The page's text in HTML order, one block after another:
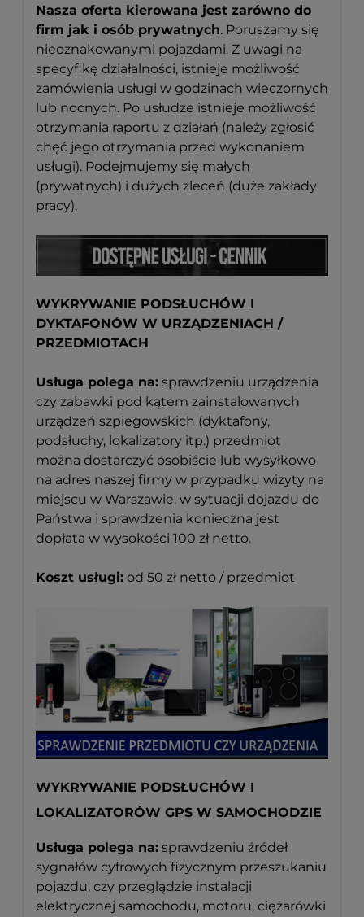
Nasza oferta kierowana jest zarówno do
firm jak i osób prywatnych. Poruszamy się
nieoznakowanymi pojazdami. Z uwagi na
specyfikę działalności, istnieje możliwość
zamówienia usługi w godzinach wieczornych
lub nocnych. Po usłudze istnieje możliwość
otrzymania raportu z działań (należy zgłosić
chęć jego otrzymania przed wykonaniem
usługi). Podejmujemy się małych
(prywatnych) i dużych zleceń (duże zakłady
pracy).
WYKRYWANIE PODSŁUCHÓW I
DYKTAFONÓW W URZĄDZENIACH /
PRZEDMIOTACH
Usługa polega na: sprawdzeniu urządzenia
czy zabawki pod kątem zainstalowanych
urządzeń szpiegowskich (dyktafony,
podsłuchy, lokalizatory itp.) przedmiot
można dostarczyć osobiście lub wysyłkowo
na adres naszej firmy w przypadku wizyty na
miejscu w Warszawie, w sytuacji dojazdu do
Państwa i sprawdzenia konieczna jest
dopłata w wysokości 100 zł netto.
Koszt usługi: od 50 zł netto / przedmiot
WYKRYWANIE PODSŁUCHÓW I
LOKALIZATORÓW GPS W SAMOCHODZIE
Usługa polega na: sprawdzeniu źródeł
sygnałów cyfrowych fizycznym przeszukaniu
pojazdu, czy przeglądzie instalacji
elektrycznej samochodu, motoru, ciężarówki